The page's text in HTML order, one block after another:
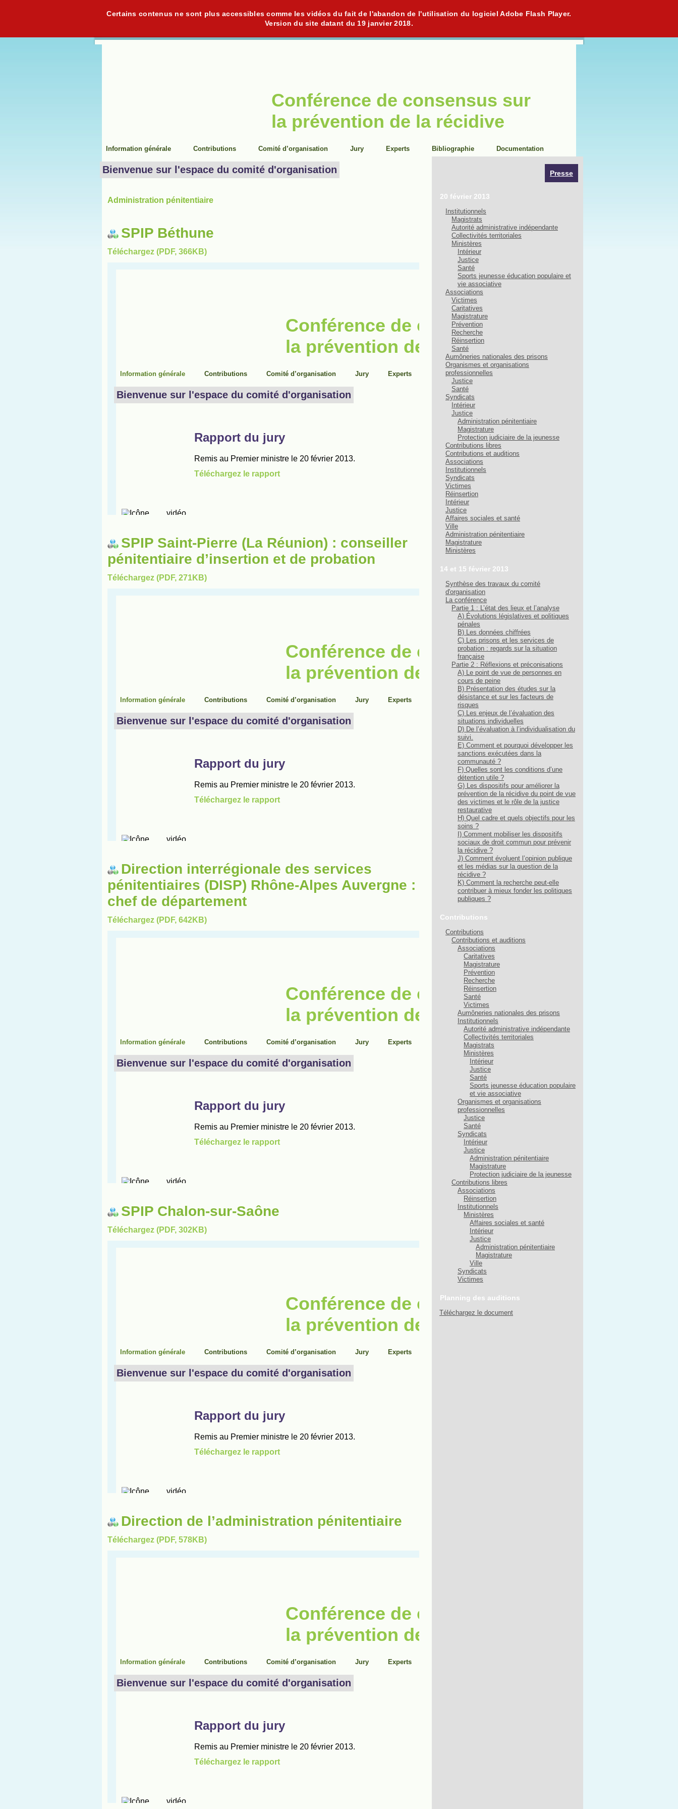
Certains contenus ne sont plus accessibles comme les vidéos du fait de l'abandon de l'utilisation du logiciel Adobe Flash Player.
Version du site datant du 19 janvier 2018.
Conférence de consensus sur
la prévention de la récidive
Information générale Contributions Comité d’organisation Jury Experts Bibliographie Documentation
Bienvenue sur l'espace du comité d'organisation
Administration pénitentiaire
SPIP Béthune
Téléchargez (PDF, 366KB)
SPIP Saint-Pierre (La Réunion) : conseiller
pénitentiaire d’insertion et de probation
Téléchargez (PDF, 271KB)
Direction interrégionale des services
pénitentiaires (DISP) Rhône-Alpes Auvergne :
chef de département
Téléchargez (PDF, 642KB)
SPIP Chalon-sur-Saône
Téléchargez (PDF, 302KB)
Direction de l’administration pénitentiaire
Téléchargez (PDF, 578KB)
Presse
20 février 2013
Institutionnels
Magistrats
Autorité administrative indépendante
Collectivités territoriales
Ministères
Intérieur
Justice
Santé
Sports jeunesse éducation populaire et
vie associative
Associations
Victimes
Caritatives
Magistrature
Prévention
Recherche
Réinsertion
Santé
Aumôneries nationales des prisons
Organismes et organisations
professionnelles
Justice
Santé
Syndicats
Intérieur
Justice
Administration pénitentiaire
Magistrature
Protection judiciaire de la jeunesse
Contributions libres
Contributions et auditions
Associations
Institutionnels
Syndicats
Victimes
Réinsertion
Intérieur
Justice
Affaires sociales et santé
Ville
Administration pénitentiaire
Magistrature
Ministères
14 et 15 février 2013
Synthèse des travaux du comité
d'organisation
La conférence
Partie 1 : L’état des lieux et l’analyse
A) Évolutions législatives et politiques
pénales
B) Les données chiffrées
C) Les prisons et les services de
probation : regards sur la situation
française
Partie 2 : Réflexions et préconisations
A) Le point de vue de personnes en
cours de peine
B) Présentation des études sur la
désistance et sur les facteurs de
risques
C) Les enjeux de l’évaluation des
situations individuelles
D) De l’évaluation à l’individualisation du
suivi.
E) Comment et pourquoi développer les
sanctions exécutées dans la
communauté ?
F) Quelles sont les conditions d’une
détention utile ?
G) Les dispositifs pour améliorer la
prévention de la récidive du point de vue
des victimes et le rôle de la justice
restaurative
H) Quel cadre et quels objectifs pour les
soins ?
I) Comment mobiliser les dispositifs
sociaux de droit commun pour prévenir
la récidive ?
J) Comment évoluent l’opinion publique
et les médias sur la question de la
récidive ?
K) Comment la recherche peut-elle
contribuer à mieux fonder les politiques
publiques ?
Contributions
Contributions
Contributions et auditions
Associations
Caritatives
Magistrature
Prévention
Recherche
Réinsertion
Santé
Victimes
Aumôneries nationales des prisons
Institutionnels
Autorité administrative indépendante
Collectivités territoriales
Magistrats
Ministères
Intérieur
Justice
Santé
Sports jeunesse éducation populaire
et vie associative
Organismes et organisations
professionnelles
Justice
Santé
Syndicats
Intérieur
Justice
Administration pénitentiaire
Magistrature
Protection judiciaire de la jeunesse
Contributions libres
Associations
Réinsertion
Institutionnels
Ministères
Affaires sociales et santé
Intérieur
Justice
Administration pénitentiaire
Magistrature
Ville
Syndicats
Victimes
Planning des auditions
Téléchargez le document